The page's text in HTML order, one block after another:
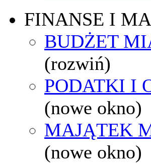
FINANSE I
BUDŻET
(rozwiń)
PODATKI I
(nowe okno)
MAJĄTEK
(nowe okno)